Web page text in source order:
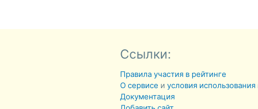
Ссылки:
Правила участия в рейтинге
О сервисе иусловия
Документация